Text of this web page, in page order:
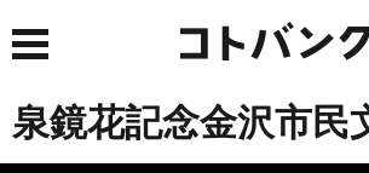
泉鏡花記念金沢市民